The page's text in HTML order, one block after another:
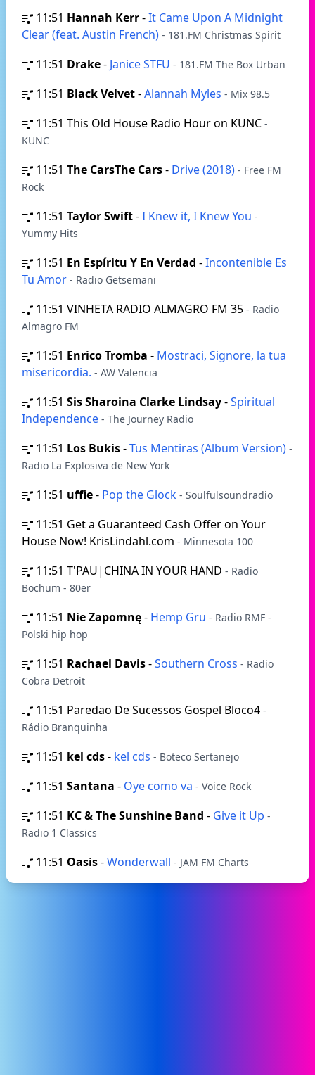
11:51 Hannah Kerr-It Came Upon A Midnight
Clear (feat. Austin French) - 181.FM Christmas Spirit
11:51 Drake- Janice STFU - 181.FM The Box Urban
11:51 Black Velvet-Alannah Myles - Mix 98.5
11:51 This Old House Radio Hour on KUNC -
KUNC
11:51 The CarsThe Cars- Drive (2018) - Free FM
Rock
11:51 Taylor Swift-I Knew it, I Knew You -
Yummy Hits
11:51 En Espíritu Y En Verdad -Incontenible Es
Tu Amor - Radio Getsemani
11:51 VINHETA RADIO ALMAGRO FM 35 - Radio
Almagro FM
11:51 Enrico Tromba - Mostraci, Signore, la tua
misericordia. - AW Valencia
11:51 Sis Sharoina Clarke Lindsay-Spiritual
Independence - The Journey Radio
11:51 Los Bukis-Tus Mentiras (Album Version) -
Radio La Explosiva de New York
11:51 uffie- Pop the Glock - Soulfulsoundradio
11:51 Get a Guaranteed Cash Offer on Your
House Now! KrisLindahl.com - Minnesota 100
11:51 T'PAU|CHINA IN YOUR HAND - Radio
Bochum - 80er
11:51 Nie Zapomnę- Hemp Gru - Radio RMF -
Polski hip hop
11:51 Rachael Davis-Southern Cross - Radio
Cobra Detroit
11:51 Paredao De Sucessos Gospel Bloco4 -
Rádio Branquinha
11:51 kel cds- kel cds - Boteco Sertanejo
11:51 Santana - Oye como va - Voice Rock
11:51 KC & The Sunshine Band - Give it Up -
Radio 1 Classics
11:51 Oasis-Wonderwall - JAM FM Charts